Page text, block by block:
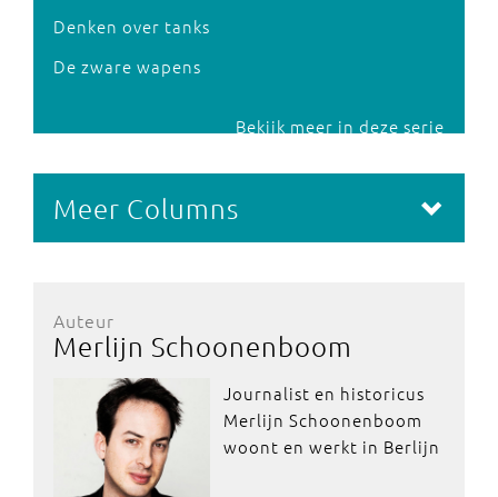
Denken over tanks
De zware wapens
Bekijk meer in deze serie
Meer Columns
Auteur
Merlijn Schoonenboom
Journalist en historicus
Merlijn Schoonenboom
woont en werkt in Berlijn